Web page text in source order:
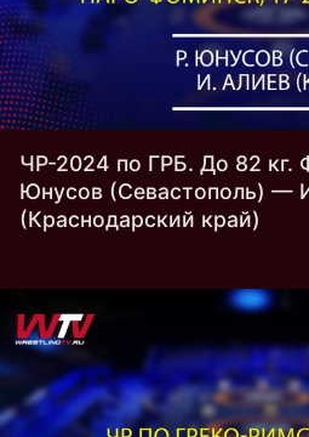
ЧР-2024 по ГРБ. До 82 кг.
Юнусов (Севастополь) —
(Краснодарский край)